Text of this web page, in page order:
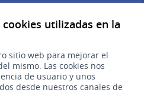
utilizadas en la
sitio web para mejorar el
mismo. Las cookies nos
de usuario y unos
desde nuestros canales de
Digital en X
Ciudadana Digital en Facebook
Ciudadana Digital en